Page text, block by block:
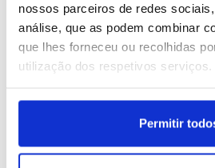
nossos parceiros de redes
análise, que as podem combinar
que lhes forneceu ou recolhidas
utilização dos respetivos serviços.
Permitir
"Senhor Jesus do Gran
Data: 02/08/2026 16:23 ID: